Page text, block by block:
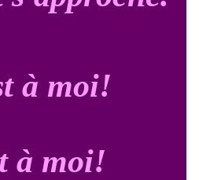
à moi!
à moi!